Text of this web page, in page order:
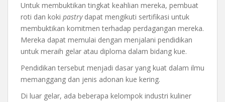
Untuk membuktikan tingkat keahlian mereka, pembuat
roti dan koki pastry dapat mengikuti sertifikasi untuk
membuktikan komitmen terhadap perdagangan mereka.
Mereka dapat memulai dengan menjalani pendidikan
untuk meraih gelar atau diploma dalam bidang kue.
Pendidikan tersebut menjadi dasar yang kuat dalam ilmu
memanggang dan jenis adonan kue kering.
Di luar gelar, ada beberapa kelompok industri kuliner